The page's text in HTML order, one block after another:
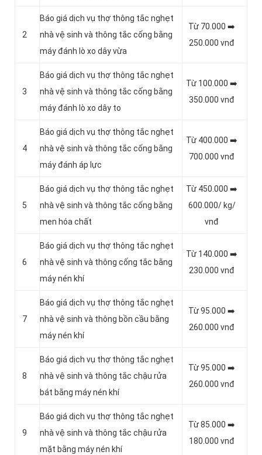
2
Báo giá dịch vụ thợ thông tắc nghẹt
nhà vệ sinh và thông tắc cống bằng
máy đánh lò xo dây vừa
Từ 70.000 ➡️
250.000 vnđ
3
Báo giá dịch vụ thợ thông tắc nghẹt
nhà vệ sinh và thông tắc cống bằng
máy đánh lò xo dây to
Từ 100.000 ➡️
350.000 vnđ
4
Báo giá dịch vụ thợ thông tắc nghẹt
nhà vệ sinh và thông tắc cống bằng
máy đánh áp lực
Từ 400.000 ➡️
700.000 vnđ
5
Báo giá dịch vụ thợ thông tắc nghẹt
nhà vệ sinh và thông tắc cống bằng
men hóa chất
Từ 450.000 ➡️
600.000/ kg/
vnđ
6
Báo giá dịch vụ thợ thông tắc nghẹt
nhà vệ sinh và thông cống tắc bằng
máy nén khí
Từ 140.000 ➡️
230.000 vnđ
7
Báo giá dịch vụ thợ thông tắc nghẹt
nhà vệ sinh và thông bồn cầu bằng
máy nén khí
Từ 95.000 ➡️
260.000 vnđ
8
Báo giá dịch vụ thợ thông tắc nghẹt
nhà vệ sinh và thông tắc chậu rửa
bát bằng máy nén khí
Từ 95.000 ➡️
260.000 vnđ
9
Báo giá dịch vụ thợ thông tắc nghẹt
nhà vệ sinh và thông tắc chậu rửa
mặt bằng máy nén khí
Từ 85.000 ➡️
180.000 vnđ